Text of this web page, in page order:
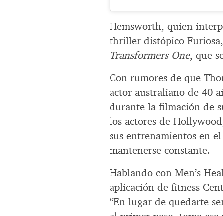
Hemsworth, quien
thriller distópico
Transformers One, que
Con rumores de que
actor australiano de 40
durante la filmación de
los actores de
sus entrenamientos en
mantenerse constante.
Hablando con Men’s
aplicación de fitness
“En lugar de quedarte